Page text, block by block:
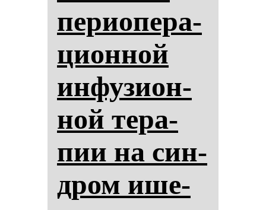
пе­ри­опе­ра­
ци­он­ной
ин­фу­зи­он­
ной те­ра­
пии на син­
дром ише­